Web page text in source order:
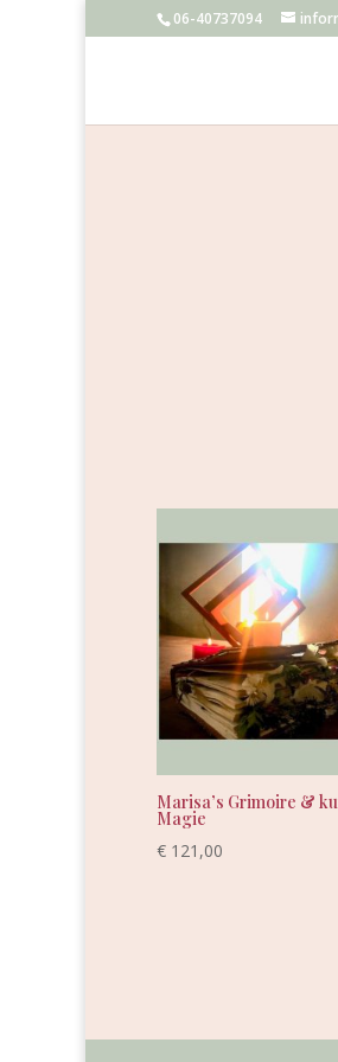
06-40737094
Marisa’s Grimoire &
Magie
€ 121,00